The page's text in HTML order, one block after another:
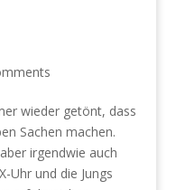
wieder getönt, dass
Sachen machen.
irgendwie auch
Uhr und die Jungs